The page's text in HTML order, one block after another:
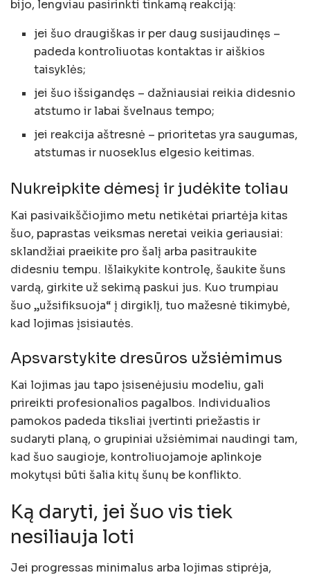
bijo, lengviau pasirinkti tinkamą reakciją:
jei šuo draugiškas ir per daug susijaudinęs –
padeda kontroliuotas kontaktas ir aiškios
taisyklės;
jei šuo išsigandęs – dažniausiai reikia didesnio
atstumo ir labai švelnaus tempo;
jei reakcija aštresnė – prioritetas yra saugumas,
atstumas ir nuoseklus elgesio keitimas.
Nukreipkite dėmesį ir judėkite toliau
Kai pasivaikščiojimo metu netikėtai priartėja kitas
šuo, paprastas veiksmas neretai veikia geriausiai:
sklandžiai praeikite pro šalį arba pasitraukite
didesniu tempu. Išlaikykite kontrolę, šaukite šuns
vardą, girkite už sekimą paskui jus. Kuo trumpiau
šuo „užsifiksuoja“ į dirgiklį, tuo mažesnė tikimybė,
kad lojimas įsisiautės.
Apsvarstykite dresūros užsiėmimus
Kai lojimas jau tapo įsisenėjusiu modeliu, gali
prireikti profesionalios pagalbos. Individualios
pamokos padeda tiksliai įvertinti priežastis ir
sudaryti planą, o grupiniai užsiėmimai naudingi tam,
kad šuo saugioje, kontroliuojamoje aplinkoje
mokytųsi būti šalia kitų šunų be konflikto.
Ką daryti, jei šuo vis tiek
nesiliauja loti
Jei progressas minimalus arba lojimas stiprėja,